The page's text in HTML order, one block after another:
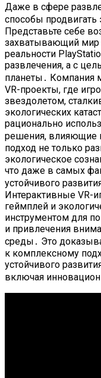
Даже в сфере
способы продвигать
Представьте себе
захватывающий мир
реальности
развлечения, а с
планеты․ Компания
VR-проекты, где
звездолетом,
экологических
рационально
решения, влияющие
подход не только
экологическое
что даже в самых
устойчивого
Интерактивные VR-
геймплей и
инструментом для
и привлечения
среды․ Это
к комплексному
устойчивого
включая